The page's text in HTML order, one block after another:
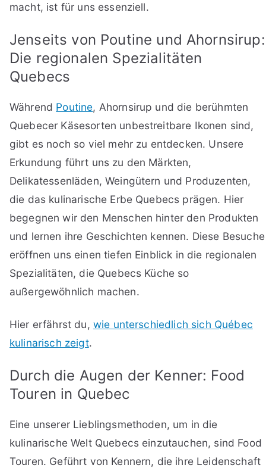
macht, ist für uns essenziell.
Jenseits von Poutine und Ahornsirup:
Die regionalen Spezialitäten
Quebecs
Während Poutine, Ahornsirup und die berühmten
Quebecer Käsesorten unbestreitbare Ikonen sind,
gibt es noch so viel mehr zu entdecken. Unsere
Erkundung führt uns zu den Märkten,
Delikatessenläden, Weingütern und Produzenten,
die das kulinarische Erbe Quebecs prägen. Hier
begegnen wir den Menschen hinter den Produkten
und lernen ihre Geschichten kennen. Diese Besuche
eröffnen uns einen tiefen Einblick in die regionalen
Spezialitäten, die Quebecs Küche so
außergewöhnlich machen.
Hier erfährst du, wie unterschiedlich sich Québec
kulinarisch zeigt.
Durch die Augen der Kenner: Food
Touren in Quebec
Eine unserer Lieblingsmethoden, um in die
kulinarische Welt Quebecs einzutauchen, sind Food
Touren. Geführt von Kennern, die ihre Leidenschaft